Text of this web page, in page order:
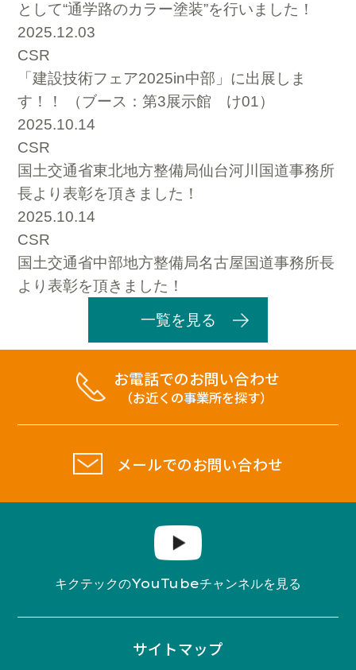
として“通学路のカラー塗装”を行いました！
2025.12.03
CSR
「建設技術フェア2025in中部」に出展しま
す！！ （ブース：第3展示館 け01）
2025.10.14
CSR
国土交通省東北地方整備局仙台河川国道事務所
長より表彰を頂きました！
2025.10.14
CSR
国土交通省中部地方整備局名古屋国道事務所長
より表彰を頂きました！
一覧を見る
お電話でのお問い合わせ
（お近くの事業所を探す）
メールでのお問い合わせ
キクテックのYouTubeチャンネルを見る
サイトマップ